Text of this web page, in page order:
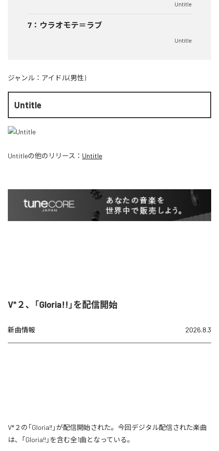
Untitle
7 ： ウラオモテ＝ラブ
Untitle
ジャンル： アイドル(男性)
Untitle
Untitleの他のリリース： Untitle
V*２、「Gloria!!」を配信開始
新曲情報 2026.8.3
V*２の「Gloria!!」が配信開始された。今回デジタル配信された楽曲
は、「Gloria!!」を含む全1曲となっている。